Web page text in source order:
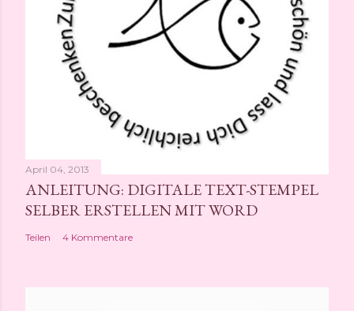
April 04, 2013
ANLEITUNG: DIGITALE TEXT-STEMPEL
SELBER ERSTELLEN MIT WORD
Teilen 4 Kommentare